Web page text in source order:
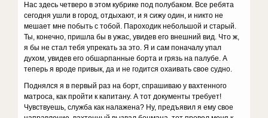
Нас здесь четверо в этом кубрике под полубаком. Все ребята
сегодня ушли в город, отдыхают, и я сижу один, и никто не
мешает мне побыть с тобой. Пароходик небольшой и старый.
Ты, конечно, пришла бы в ужас, увидев его внешний вид. Что ж,
я бы не стал тебя упрекать за это. Я и сам поначалу упал
духом, увидев его обшарпанные борта и грязь на палубе. А
теперь я вроде привык, да и не годится охаивать свое судно.
Поднялся я в первый раз на борт, спрашиваю у вахтенного
матроса, как пройти к капитану. А тот документы требует!
Чувствуешь, служба как налажена? Ну, предъявил я ему свое